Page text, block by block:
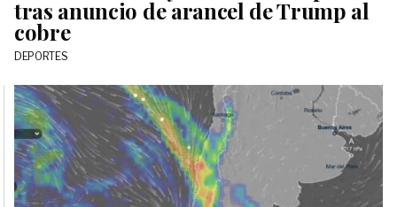
tras anuncio de arancel de Trump al
cobre
DEPORTES